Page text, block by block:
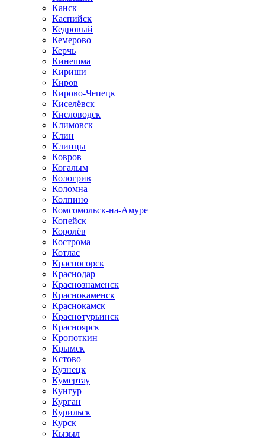
Канск
Каспийск
Кедровый
Кемерово
Керчь
Кинешма
Кириши
Киров
Кирово-Чепецк
Киселёвск
Кисловодск
Климовск
Клин
Клинцы
Ковров
Когалым
Кологрив
Коломна
Колпино
Комсомольск-на-Амуре
Копейск
Королёв
Кострома
Котлас
Красногорск
Краснодар
Краснознаменск
Краснокаменск
Краснокамск
Краснотурьинск
Красноярск
Кропоткин
Крымск
Кстово
Кузнецк
Кумертау
Кунгур
Курган
Курильск
Курск
Кызыл